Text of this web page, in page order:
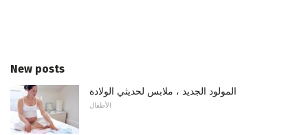
New posts
المولود الجديد ، ملابس لحديثي الولادة
الأطفال